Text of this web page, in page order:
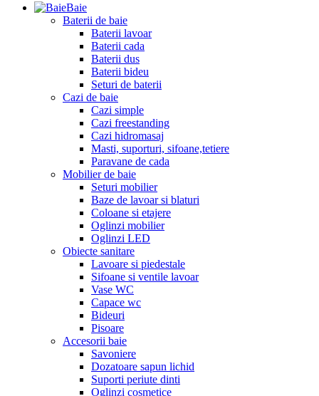
Baie
Baterii de baie
Baterii lavoar
Baterii cada
Baterii dus
Baterii bideu
Seturi de baterii
Cazi de baie
Cazi simple
Cazi freestanding
Cazi hidromasaj
Masti, suporturi, sifoane,tetiere
Paravane de cada
Mobilier de baie
Seturi mobilier
Baze de lavoar si blaturi
Coloane si etajere
Oglinzi mobilier
Oglinzi LED
Obiecte sanitare
Lavoare si piedestale
Sifoane si ventile lavoar
Vase WC
Capace wc
Bideuri
Pisoare
Accesorii baie
Savoniere
Dozatoare sapun lichid
Suporti periute dinti
Oglinzi cosmetice